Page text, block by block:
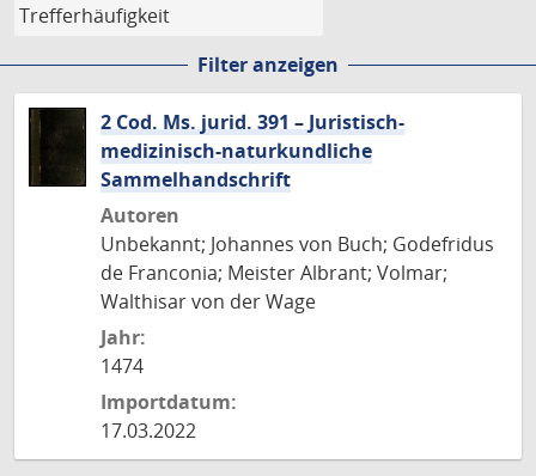
Filter anzeigen
2 Cod. Ms. jurid. 391 – Juristisch-
medizinisch-naturkundliche
Sammelhandschrift
Autoren
Unbekannt; Johannes von Buch; Godefridus
de Franconia; Meister Albrant; Volmar;
Walthisar von der Wage
Jahr:
1474
Importdatum:
17.03.2022